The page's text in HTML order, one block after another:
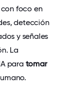
foco en
detección
y señales
La
para tomar